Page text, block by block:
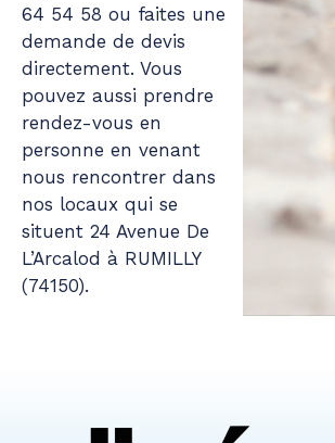
64 54 58 ou faites une
demande de devis
directement. Vous
pouvez aussi prendre
rendez-vous en
personne en venant
nous rencontrer dans
nos locaux qui se
situent 24 Avenue De
L’Arcalod à RUMILLY
(74150).